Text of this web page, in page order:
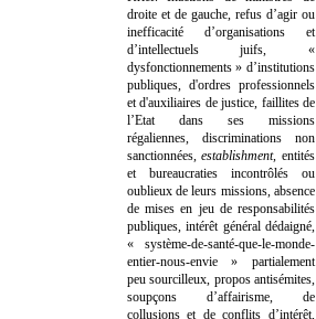
droite et de gauche, refus d’agir ou
inefficacité d’organisations et
d’intellectuels juifs, «
dysfonctionnements » d’institutions
publiques, d'ordres professionnels
et d'auxiliaires de justice, faillites de
l’Etat dans ses missions
régaliennes, discriminations non
sanctionnées,establishment, entités
et bureaucraties incontrôlés ou
oublieux de leurs missions, absence
de mises en jeu de responsabilités
publiques, intérêt général dédaigné,
« système-de-santé-que-le-monde-
entier-nous-envie » partialement
peu sourcilleux, propos antisémites,
soupçons d’affairisme, de
collusions et de conflits d’intérêt,